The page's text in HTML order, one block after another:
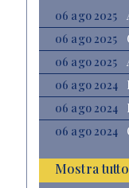
06 ago 2025
06 ago 2025
06 ago 2025
06 ago 2024
06 ago 2024
06 ago 2024
Mostra tutto